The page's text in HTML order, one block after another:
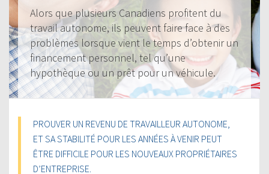
Alors que plusieurs Canadiens profitent du
travail autonome, ils peuvent faire face à des
problèmes lorsque vient le temps d’obtenir un
financement personnel, tel qu’une
hypothèque ou un prêt pour un véhicule.
PROUVER UN REVENU DE TRAVAILLEUR AUTONOME,
ET SA STABILITÉ POUR LES ANNÉES À VENIR PEUT
ÊTRE DIFFICILE POUR LES NOUVEAUX PROPRIÉTAIRES
D’ENTREPRISE.